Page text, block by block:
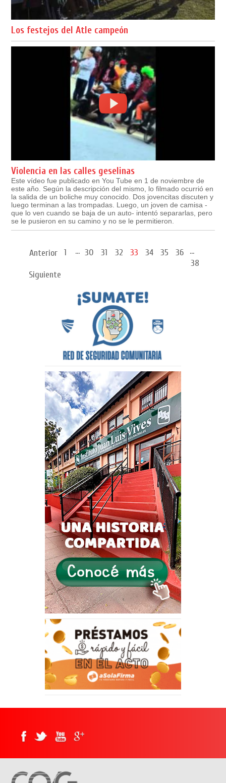
Los festejos del Atle campeón
Violencia en las calles geselinas
Este vídeo fue publicado en You Tube en 1 de noviembre de
este año. Según la descripción del mismo, lo filmado ocurrió en
la salida de un boliche muy conocido. Dos jovencitas discuten y
luego terminan a las trompadas. Luego, un joven de camisa -
que lo ven cuando se baja de un auto- intentó separarlas, pero
se le pusieron en su camino y no se le permitieron.
Anterior 1 ... 30 31 32 33 34 35 36
...
38
Siguiente